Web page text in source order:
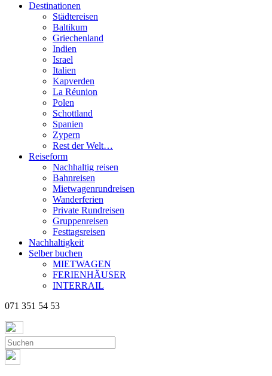
Destinationen
Städtereisen
Baltikum
Griechenland
Indien
Israel
Italien
Kapverden
La Réunion
Polen
Schottland
Spanien
Zypern
Rest der Welt…
Reiseform
Nachhaltig reisen
Bahnreisen
Mietwagenrundreisen
Wanderferien
Private Rundreisen
Gruppenreisen
Festtagsreisen
Nachhaltigkeit
Selber buchen
MIETWAGEN
FERIENHÄUSER
INTERRAIL
071 351 54 53